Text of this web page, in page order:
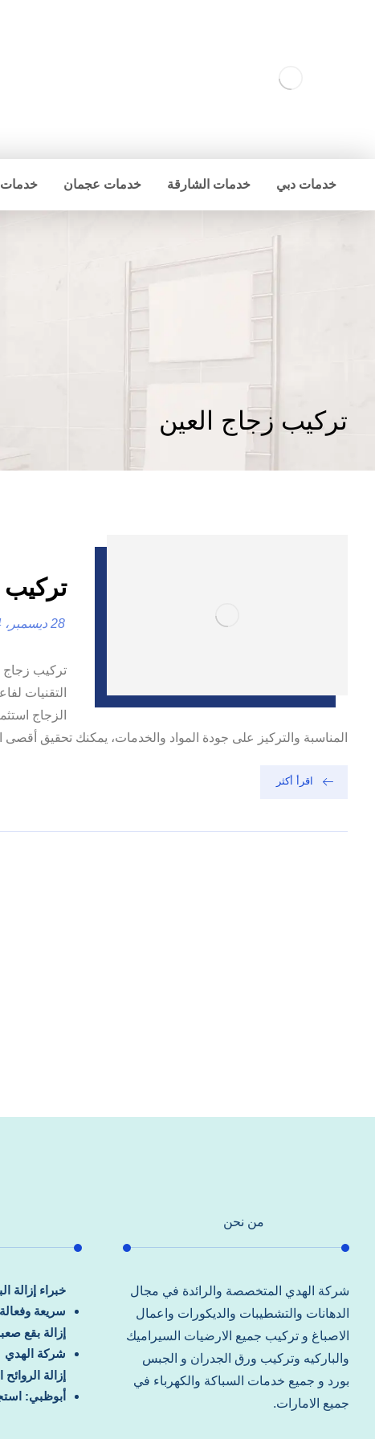
خدمات دبي خدمات الشارقة خدمات عجمان خدمات
تركيب زجاج العين
تركيب
28 ديسمبر، 2024
التقنيات
الزجاج
المناسبة والتركيز على جودة المواد والخدمات، يمكنك تحقيق
اقرأ أكثر
من نحن
شركة الهدي المتخصصة والرائدة في مجال
الدهانات والتشطيبات والديكورات واعمال
الاصباغ و تركيب جميع الارضيات السيراميك
والباركيه وتركيب ورق الجدران و الجبس
بورد و جميع خدمات السباكة والكهرباء في
جميع الامارات.
خبراء إزالة
سريعة وفعالة
إزالة بقع
شركة الهدي
إزالة
أبوظبي: